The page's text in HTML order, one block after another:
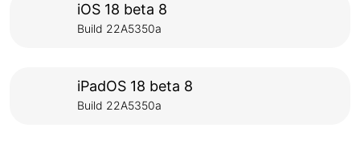
iOS 18 beta 8
Build 22A5350a
iPadOS 18 beta 8
Build 22A5350a